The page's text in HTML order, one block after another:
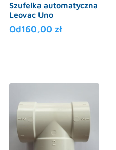
Szufelka automatyczna
Leovac Uno
Od160,00 zł
wariantów.
Opcje
można
wybrać